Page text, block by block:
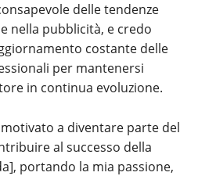
delle tendenze
nella pubblicità, e credo
costante delle
per mantenersi
in continua evoluzione.
a diventare parte del
al successo della
portando la mia passione,